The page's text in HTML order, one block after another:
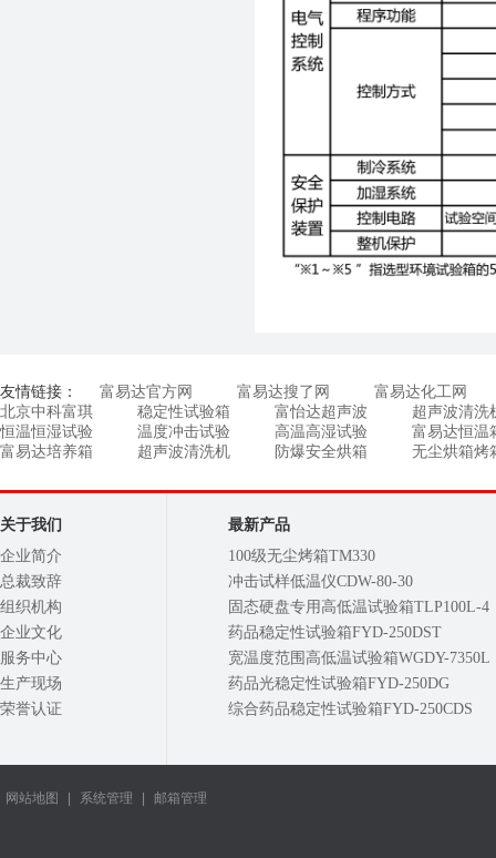
友情链接： 富易达官方网 富易达搜了网
富易达化工网
北京中科富琪
稳定性试验箱 富怡达超声波
超声波清洗
恒温恒湿试验
温度冲击试验 高温高湿试验
富易达恒温
富易达培养箱
超声波清洗机 防爆安全烘箱 无尘烘箱烤
关于我们
企业简介
总裁致辞
组织机构
企业文化
服务中心
生产现场
荣誉认证
最新产品
100级无尘烤箱TM330
冲击试样低温仪CDW-80-30
固态硬盘专用高低温试验箱TLP100L-4
药品稳定性试验箱FYD-250DST
宽温度范围高低温试验箱WGDY-7350L
药品光稳定性试验箱FYD-250DG
综合药品稳定性试验箱FYD-250CDS
网站地图 系统管理 邮箱管理